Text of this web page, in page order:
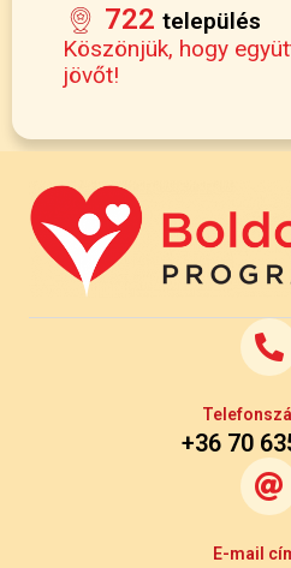
722 település
Köszönjük, hogy
jövőt!
+36 70
E-mail